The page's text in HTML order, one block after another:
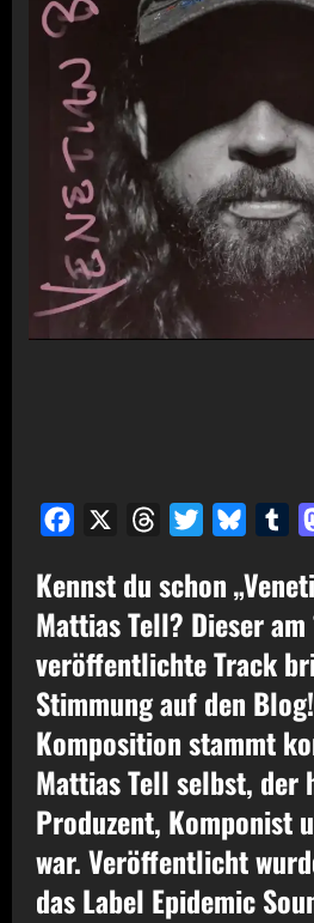
Facebook ThreadsTwitterBluesky
Kennst du schon
Mattias Tell? Dieser am
veröffentlichte Track
Stimmung auf den
Komposition stammt
Mattias Tell selbst, der
Produzent, Komponist
war. Veröffentlicht
das Label Epidemic